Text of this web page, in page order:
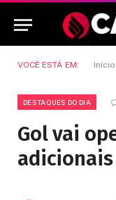
VOCÊ ESTÁ EM: Início
DESTAQUES DO DIA
Gol vai